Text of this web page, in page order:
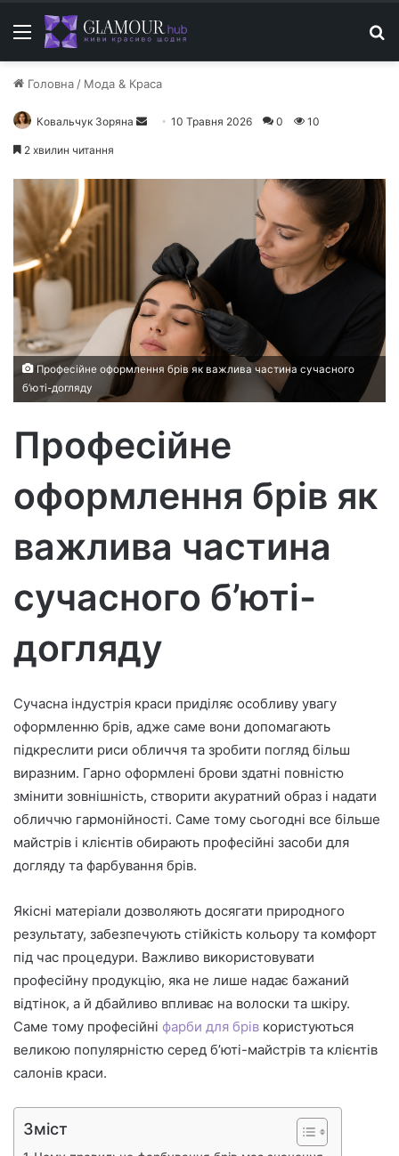
Меню
Головна / Мода & Краса
Ковальчук Зоряна
ь
е
л
е
к
о
н
о
и
с
а
10 Травня 2026 0 10
2 хвилин читання
Професійне оформлення брів як важлива частина сучасного
б’юті-догляду
Професійне
оформлення брів як
важлива частина
сучасного б’юті-
догляду
Сучасна індустрія краси приділяє особливу увагу
оформленню брів, адже саме вони допомагають
підкреслити риси обличчя та зробити погляд більш
виразним. Гарно оформлені брови здатні повністю
змінити зовнішність, створити акуратний образ і надати
обличчю гармонійності. Саме тому сьогодні все більше
майстрів і клієнтів обирають професійні засоби для
догляду та фарбування брів.
Якісні матеріали дозволяють досягати природного
результату, забезпечують стійкість кольору та комфорт
під час процедури. Важливо використовувати
професійну продукцію, яка не лише надає бажаний
відтінок, а й дбайливо впливає на волоски та шкіру.
Саме тому професійні фарби для брів користуються
великою популярністю серед б’юті-майстрів та клієнтів
салонів краси.
Зміст